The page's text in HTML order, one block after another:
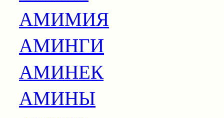
АМИМИЯ
АМИНГИ
АМИНЕК
АМИНЫ